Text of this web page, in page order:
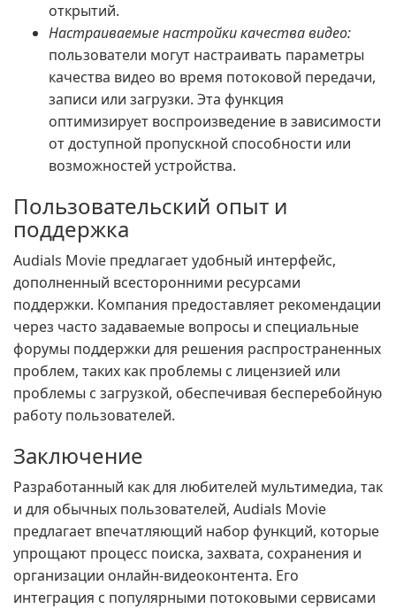
открытий.
Настраиваемые настройки качества видео:
пользователи могут настраивать параметры
качества видео во время потоковой передачи,
записи или загрузки. Эта функция
оптимизирует воспроизведение в зависимости
от доступной пропускной способности или
возможностей устройства.
Пользовательский опыт и
поддержка
Audials Movie предлагает удобный интерфейс,
дополненный всесторонними ресурсами
поддержки. Компания предоставляет рекомендации
через часто задаваемые вопросы и специальные
форумы поддержки для решения распространенных
проблем, таких как проблемы с лицензией или
проблемы с загрузкой, обеспечивая бесперебойную
работу пользователей.
Заключение
Разработанный как для любителей мультимедиа, так
и для обычных пользователей, Audials Movie
предлагает впечатляющий набор функций, которые
упрощают процесс поиска, захвата, сохранения и
организации онлайн-видеоконтента. Его
интеграция с популярными потоковыми сервисами